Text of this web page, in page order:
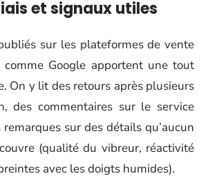
et signaux utiles
sur les plateformes de vente
Google apportent une tout
On y lit des retours après plusieurs
des commentaires sur le service
sur des détails qu’aucun
(qualité du vibreur, réactivité
avec les doigts humides).